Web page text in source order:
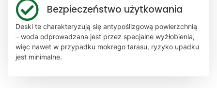
Bezpieczeństwo użytkowania
Deski te charakteryzują się antypoślizgową powierzchnią
– woda odprowadzana jest przez specjalne wyżłobienia,
więc nawet w przypadku mokrego tarasu, ryzyko upadku
jest minimalne.